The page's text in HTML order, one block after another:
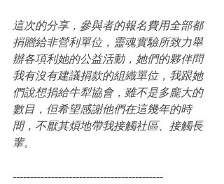
這次的分享，參與者的報名費用全部都
捐贈給非營利單位，靈魂實驗所致力舉
辦各項利她的公益活動，她們的夥伴問
我有沒有建議捐款的組織單位，我跟她
們說想捐給牛犁協會，雖不是多龐大的
數目，但希望感謝他們在這幾年的時
間，不厭其煩地帶我接觸社區、接觸長
輩。
-------------------------------------------